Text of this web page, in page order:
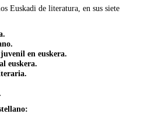
Euskadi de literatura, en sus siete
en euskera.
euskera.